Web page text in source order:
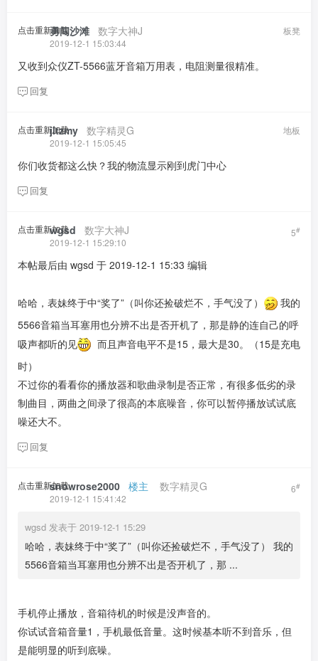
点击重新加载 板凳
勇闯沙滩 数字大神J
2019-12-1 15:03:44
又收到众仪ZT-5566蓝牙音箱万用表，电阻测量很精准。
回复
点击重新加载 地板
jltzmy 数字精灵G
2019-12-1 15:05:45
你们收货都这么快？我的物流显示刚到虎门中心
回复
点击重新加载 5#
wgsd 数字大神J
2019-12-1 15:29:10
本帖最后由 wgsd 于 2019-12-1 15:33 编辑
哈哈，表妹终于中“奖了”（叫你还捡破烂不，手气没了）
我的
5566音箱当耳塞用也分辨不出是否开机了，那是静的连自己的呼
吸声都听的见
而且声音电平不是15，最大是30。（15是充电
时）
不过你的看看你的播放器和歌曲录制是否正常，有很多低劣的录
制曲目，两曲之间录了很高的本底噪音，你可以暂停播放试试底
噪还大不。
回复
点击重新加载 6#
snowrose2000 楼主 数字精灵G
2019-12-1 15:41:42
wgsd 发表于 2019-12-1 15:29
哈哈，表妹终于中“奖了”（叫你还捡破烂不，手气没了） 我的
5566音箱当耳塞用也分辨不出是否开机了，那 ...
手机停止播放，音箱待机的时候是没声音的。
你试试音箱音量1，手机最低音量。这时候基本听不到音乐，但
是能明显的听到底噪。